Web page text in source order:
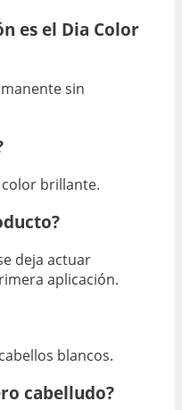
es el Dia Color
sin
color brillante.
deja actuar
aplicación.
blancos.
cabelludo?